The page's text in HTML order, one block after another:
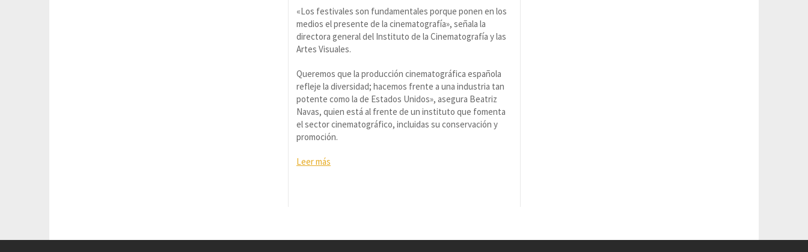
«Los festivales son fundamentales porque ponen en los
medios el presente de la cinematografía», señala la
directora general del Instituto de la Cinematografía y las
Artes Visuales.
Queremos que la producción cinematográfica española
refleje la diversidad; hacemos frente a una industria tan
potente como la de Estados Unidos», asegura Beatriz
Navas, quien está al frente de un instituto que fomenta
el sector cinematográfico, incluidas su conservación y
promoción.
Leer más